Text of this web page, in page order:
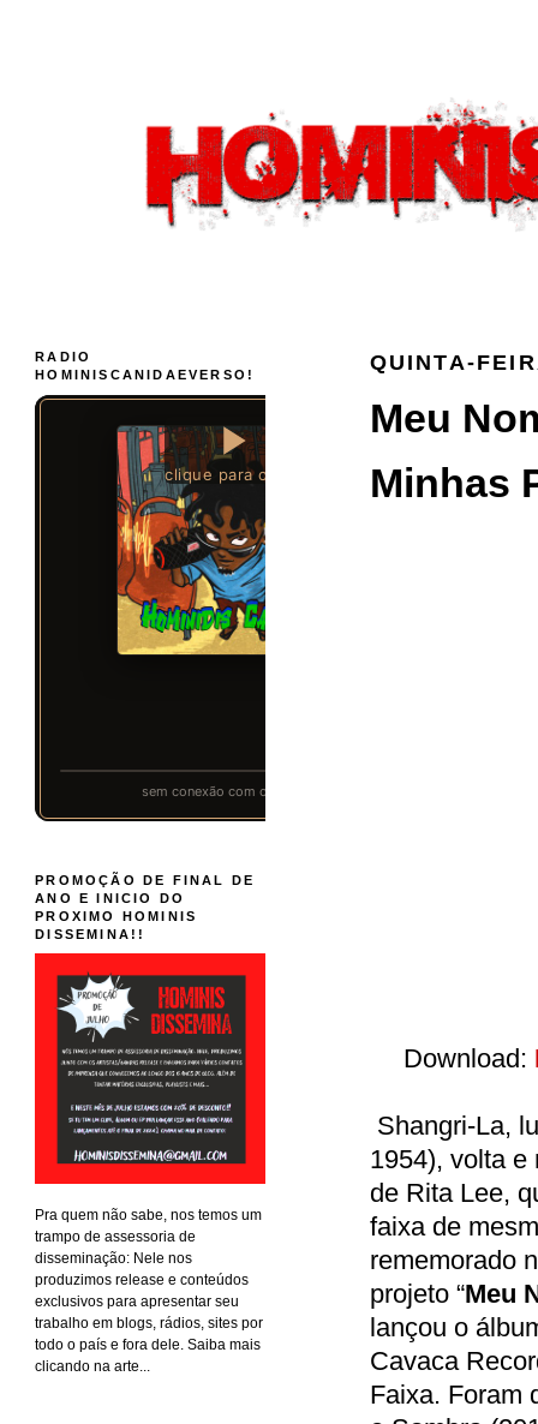
QUINTA-
Meu
Minhas
Download:
Shangri-La,
1954), volta e
de Rita Lee,
faixa de
rememorado
projeto “Meu
lançou o
Cavaca
Faixa. Foram
RADIO
HOMINISCANIDAEVERSO!
PROMOÇÃO DE FINAL DE
ANO E INICIO DO
PROXIMO HOMINIS
DISSEMINA!!
Pra quem não sabe, nos temos um
trampo de assessoria de
disseminação: Nele nos
produzimos release e conteúdos
exclusivos para apresentar seu
trabalho em blogs, rádios, sites por
todo o país e fora dele. Saiba mais
clicando na arte...